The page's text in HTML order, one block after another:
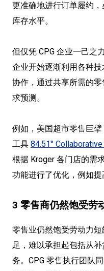
更准确地进行订单履约
库存水平。
但仅凭 CPG 企业一己之
企业开始逐渐利用各种
协作，通过共享所需的
求预测。
例如，美国超市零售巨
工具 84.51° Collaborative
根据 Kroger 各门店的需
功能进行了优化，例如提
3 零售商仍然饱受劳
零售业仍然饱受劳动力
足，难以承担起包括从
务。CPG 零售执行团队